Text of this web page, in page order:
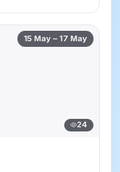
15 May – 17 May
24